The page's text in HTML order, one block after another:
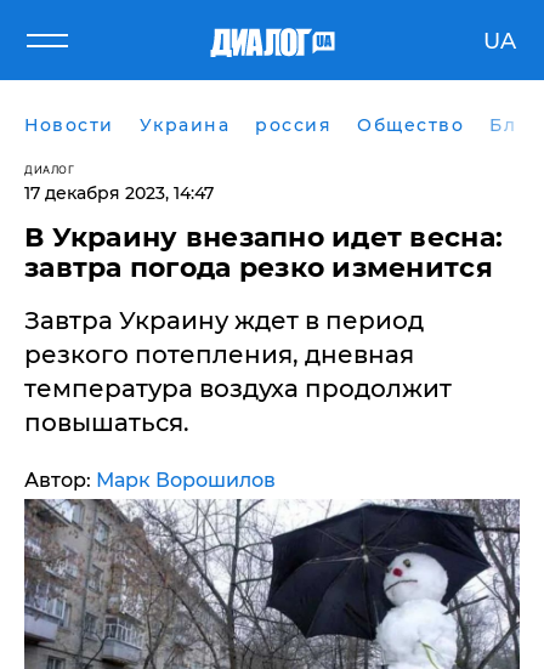
UA
Новости Украина россия Общество
ДИАЛОГ
17 декабря 2023, 14:47
В Украину внезапно идет весна:
завтра погода резко изменится
Завтра Украину ждет в период
резкого потепления, дневная
температура воздуха продолжит
повышаться.
Автор: Марк Ворошилов